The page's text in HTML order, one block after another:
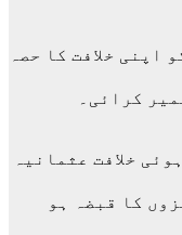
کو اپنی خلافت کا حصہ
کرائی۔
ہوئی خلافت عثمانیہ
کا قبضہ ہو